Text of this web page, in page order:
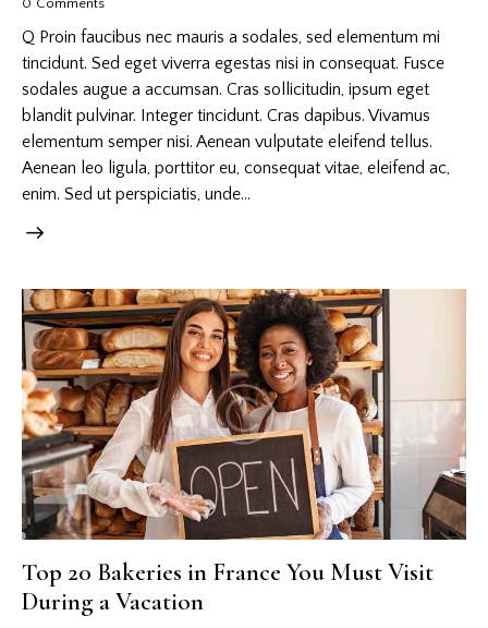
Q Proin faucibus nec mauris a sodales, sed elementum mi
tincidunt. Sed eget viverra egestas nisi in consequat. Fusce
sodales augue a accumsan. Cras sollicitudin, ipsum eget
blandit pulvinar. Integer tincidunt. Cras dapibus. Vivamus
elementum semper nisi. Aenean vulputate eleifend tellus.
Aenean leo ligula, porttitor eu, consequat vitae, eleifend ac,
enim. Sed ut perspiciatis, unde…
Top 20 Bakeries in France You Must Visit
During a Vacation